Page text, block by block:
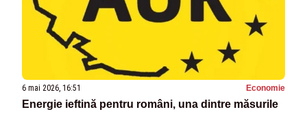
6 mai 2026, 16:51 Economie
Energie ieftină pentru români, una dintre măsurile